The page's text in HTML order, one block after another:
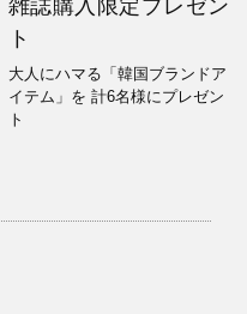
雑誌購入限定プレゼン
ト
大人にハマる「韓国ブランドア
イテム」を 計6名様にプレゼン
ト